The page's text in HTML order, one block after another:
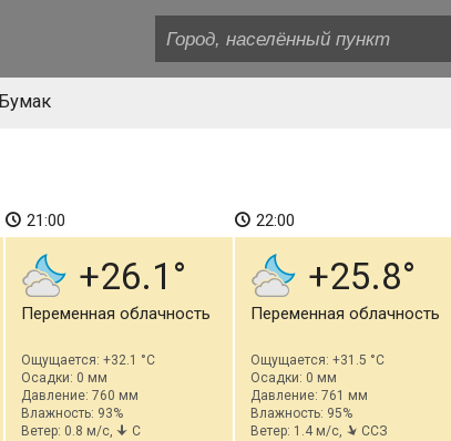
21:00
+26.1
Переменная облачность
Ощущается: +32.1 °C
Осадки: 0 мм
Давление: 760 мм
Влажность: 93%
Ветер: 0.8 м/с,
С
22:00
+25.8
Переменная облачность
Ощущается: +31.5 °C
Осадки: 0 мм
Давление: 761 мм
Влажность: 95%
Ветер: 1.4 м/с,
ССЗ